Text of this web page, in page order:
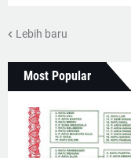
Lebih baru
Most Popular